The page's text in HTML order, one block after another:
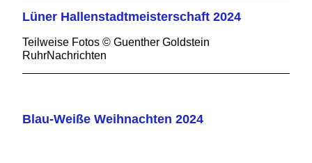
Lüner Hallenstadtmeisterschaft 2024
Teilweise Fotos © Guenther Goldstein
RuhrNachrichten
Blau-Weiße Weihnachten 2024